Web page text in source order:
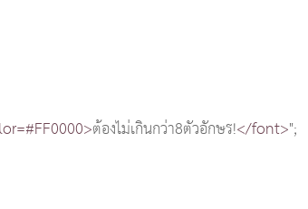
ต้องไม่เกินกว่า8ตัวอักษร!</font>";